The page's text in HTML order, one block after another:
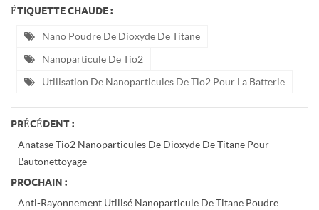
ÉTIQUETTE CHAUDE :
Nano Poudre De Dioxyde De Titane
Nanoparticule De Tio2
Utilisation De Nanoparticules De Tio2 Pour La Batterie
PRÉCÉDENT :
Anatase Tio2 Nanoparticules De Dioxyde De Titane Pour
L'autonettoyage
PROCHAIN :
Anti-Rayonnement Utilisé Nanoparticule De Titane Poudre